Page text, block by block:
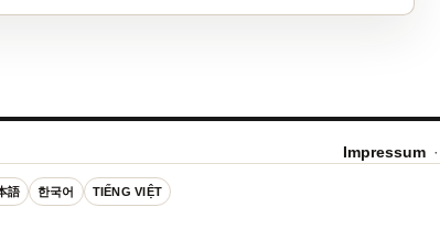
Impressum·
語 한국어 TIẾNG VIỆT